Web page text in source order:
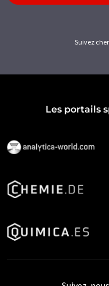
Suivez
Les portails